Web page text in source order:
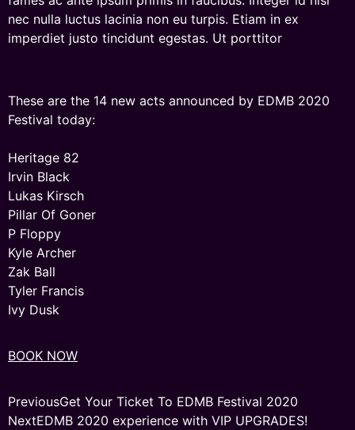
nec nulla luctus lacinia non eu turpis. Etiam in ex
imperdiet justo tincidunt egestas. Ut porttitor
These are the 14 new acts announced by EDMB 2020
Festival today:
Heritage 82
Irvin Black
Lukas Kirsch
Pillar Of Goner
P Floppy
Kyle Archer
Zak Ball
Tyler Francis
Ivy Dusk
BOOK NOW
PreviousGet Your Ticket To EDMB Festival 2020
NextEDMB 2020 experience with VIP UPGRADES!